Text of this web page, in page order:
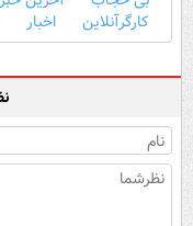
کارگرآنلاین
اخبار